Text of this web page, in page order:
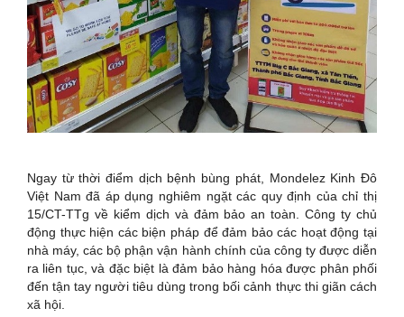
Ngay từ thời điểm dịch bệnh bùng phát, Mondelez Kinh Đô
Việt Nam đã áp dụng nghiêm ngặt các quy định của chỉ thị
15/CT-TTg về kiểm dịch và đảm bảo an toàn. Công ty chủ
động thực hiện các biện pháp để đảm bảo các hoạt động tại
nhà máy, các bộ phận vận hành chính của công ty được diễn
ra liên tục, và đặc biệt là đảm bảo hàng hóa được phân phối
đến tận tay người tiêu dùng trong bối cảnh thực thi giãn cách
xã hội.